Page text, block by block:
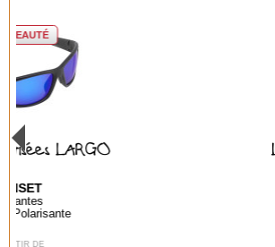
Lunettes polarisées BAYA